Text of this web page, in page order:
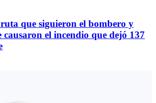
que siguieron el bombero y
el incendio que dejó 137